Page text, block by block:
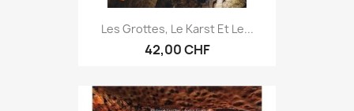
Les Grottes, Le Karst Et Le...
42,00 CHF